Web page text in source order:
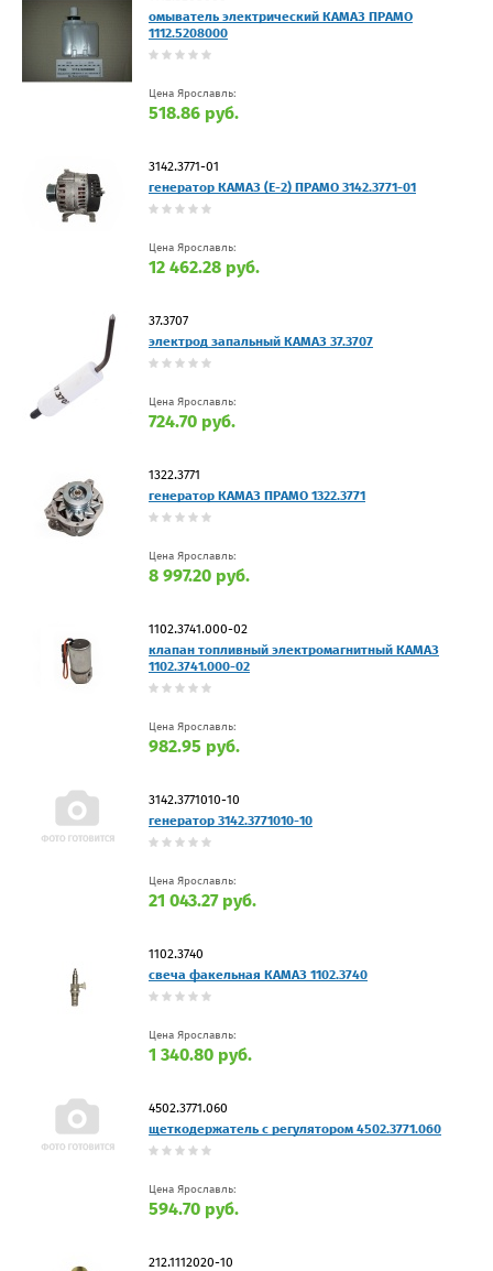
омыватель электрический КАМАЗ ПРАМО
1112.5208000
Цена Ярославль:
518.86 руб.
3142.3771-01
генератор КАМАЗ (Е-2) ПРАМО 3142.3771-01
Цена Ярославль:
12 462.28 руб.
37.3707
электрод запальный КАМАЗ 37.3707
Цена Ярославль:
724.70 руб.
1322.3771
генератор КАМАЗ ПРАМО 1322.3771
Цена Ярославль:
8 997.20 руб.
1102.3741.000-02
клапан топливный электромагнитный КАМАЗ
1102.3741.000-02
Цена Ярославль:
982.95 руб.
3142.3771010-10
генератор 3142.3771010-10
Цена Ярославль:
21 043.27 руб.
1102.3740
свеча факельная КАМАЗ 1102.3740
Цена Ярославль:
1 340.80 руб.
4502.3771.060
щеткодержатель с регулятором 4502.3771.060
Цена Ярославль:
594.70 руб.
212.1112020-10